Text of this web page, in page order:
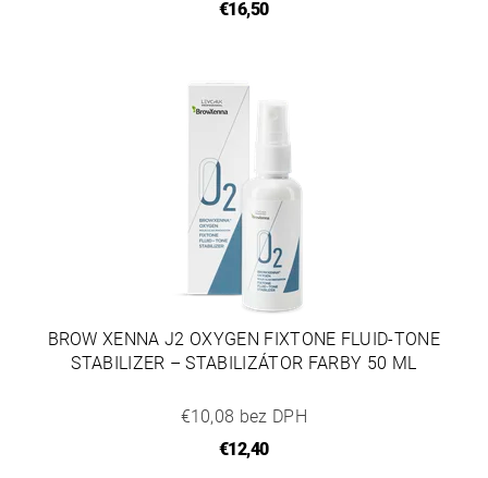
€16,50
BROW XENNA J2 OXYGEN FIXTONE FLUID-TONE
STABILIZER – STABILIZÁTOR FARBY 50 ML
€10,08 bez DPH
€12,40